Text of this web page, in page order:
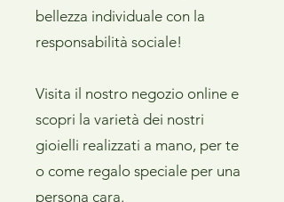
bellezza individuale con la
responsabilità sociale!
Visita il nostro negozio online e
scopri la varietà dei nostri
gioielli realizzati a mano, per te
o come regalo speciale per una
persona cara.